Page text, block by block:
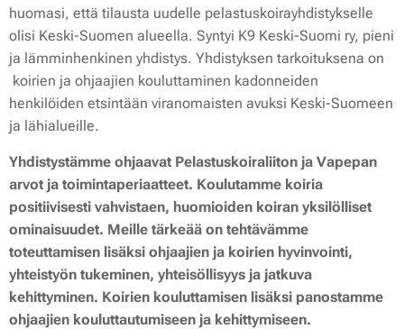
huomasi, että tilausta uudelle pelastuskoirayhdistykselle
olisi Keski-Suomen alueella. Syntyi K9 Keski-Suomi ry, pieni
ja lämminhenkinen yhdistys. Yhdistyksen tarkoituksena on
koirien ja ohjaajien kouluttaminen kadonneiden
henkilöiden etsintään viranomaisten avuksi Keski-Suomeen
ja lähialueille.
Yhdistystämme ohjaavat Pelastuskoiraliiton ja Vapepan
arvot ja toimintaperiaatteet. Koulutamme koiria
positiivisesti vahvistaen, huomioiden koiran yksilölliset
ominaisuudet. Meille tärkeää on tehtävämme
toteuttamisen lisäksi ohjaajien ja koirien hyvinvointi,
yhteistyön tukeminen, yhteisöllisyys ja jatkuva
kehittyminen. Koirien kouluttamisen lisäksi panostamme
ohjaajien kouluttautumiseen ja kehittymiseen.